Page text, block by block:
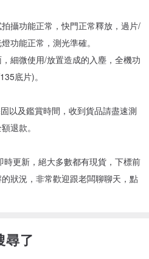
攝功能正常，快門正常釋放，過片/
功能正常，測光準確。
細微使用/放置造成的入塵，全機功
底片)。
以及鑑賞時間，收到貨品請盡速測
退款。
時更新，絕大多數都有現貨，下標前
狀況，非常歡迎跟老闆聊聊天，點
尋了